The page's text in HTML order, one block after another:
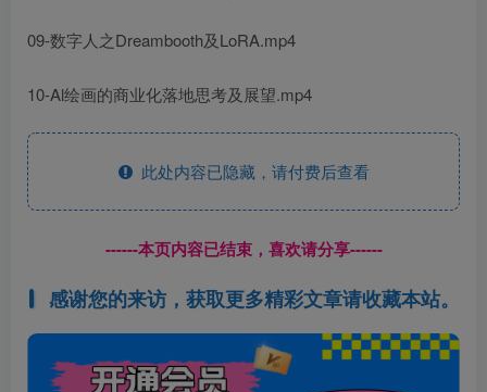
09-数字人之Dreambooth及LoRA.mp4
10-Al绘画的商业化落地思考及展望.mp4
此处内容已隐藏，请付费后查看
------本页内容已结束，喜欢请分享------
感谢您的来访，获取更多精彩文章请收藏本站。